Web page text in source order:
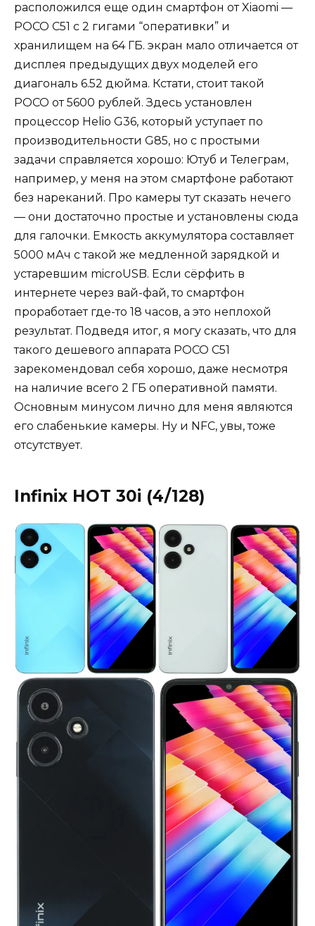
расположился еще один смартфон от Xiaomi —
POCO C51 с 2 гигами “оперативки” и
хранилищем на 64 ГБ. экран мало отличается от
дисплея предыдущих двух моделей его
диагональ 6.52 дюйма. Кстати, стоит такой
POCO от 5600 рублей. Здесь установлен
процессор Helio G36, который уступает по
производительности G85, но с простыми
задачи справляется хорошо: Ютуб и Телеграм,
например, у меня на этом смартфоне работают
без нареканий. Про камеры тут сказать нечего
— они достаточно простые и установлены сюда
для галочки. Емкость аккумулятора составляет
5000 мАч с такой же медленной зарядкой и
устаревшим microUSB. Если сёрфить в
интернете через вай-фай, то смартфон
проработает где-то 18 часов, а это неплохой
результат. Подведя итог, я могу сказать, что для
такого дешевого аппарата POCO C51
зарекомендовал себя хорошо, даже несмотря
на наличие всего 2 ГБ оперативной памяти.
Основным минусом лично для меня являются
его слабенькие камеры. Ну и NFC, увы, тоже
отсутствует.
Infinix HOT 30i (4/128)